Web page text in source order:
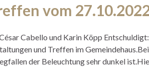
vom
Cabello und Karin Köpp
und Treffen im
der Beleuchtung sehr dunkel